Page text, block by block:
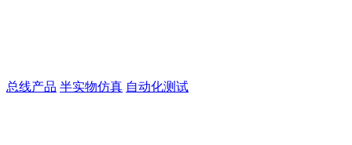
总线产品 半实物仿真 自动化测试